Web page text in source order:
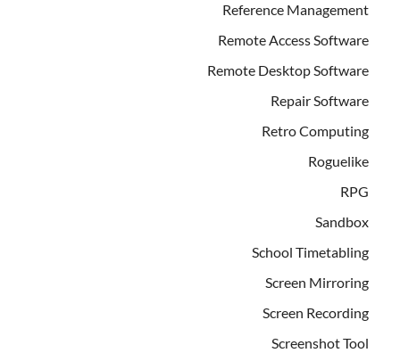
Reference Management
Remote Access Software
Remote Desktop Software
Repair Software
Retro Computing
Roguelike
RPG
Sandbox
School Timetabling
Screen Mirroring
Screen Recording
Screenshot Tool